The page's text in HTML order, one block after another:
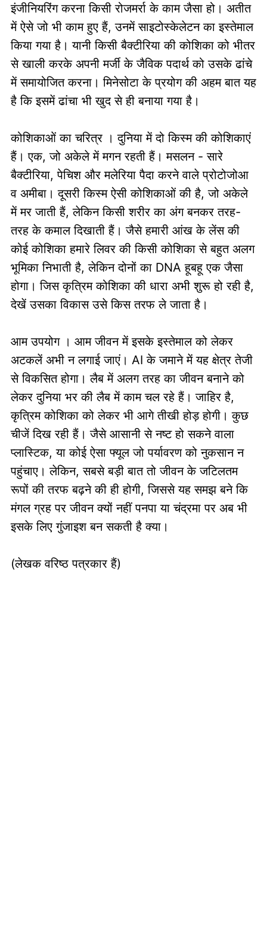
इंजीनियरिंग करना किसी रोजमर्रा के काम जैसा हो। अतीत
में ऐसे जो भी काम हुए हैं, उनमें साइटोस्केलेटन का इस्तेमाल
किया गया है। यानी किसी बैक्टीरिया की कोशिका को भीतर
से खाली करके अपनी मर्जी के जैविक पदार्थ को उसके ढांचे
में समायोजित करना। मिनेसोटा के प्रयोग की अहम बात यह
है कि इसमें ढांचा भी खुद से ही बनाया गया है।
कोशिकाओं का चरित्र । दुनिया में दो किस्म की कोशिकाएं
हैं। एक, जो अकेले में मगन रहती हैं। मसलन - सारे
बैक्टीरिया, पेचिश और मलेरिया पैदा करने वाले प्रोटोजोआ
व अमीबा। दूसरी किस्म ऐसी कोशिकाओं की है, जो अकेले
में मर जाती हैं, लेकिन किसी शरीर का अंग बनकर तरह-
तरह के कमाल दिखाती हैं। जैसे हमारी आंख के लेंस की
कोई कोशिका हमारे लिवर की किसी कोशिका से बहुत अलग
भूमिका निभाती है, लेकिन दोनों का DNA हूबहू एक जैसा
होगा। जिस कृत्रिम कोशिका की धारा अभी शुरू हो रही है,
देखें उसका विकास उसे किस तरफ ले जाता है।
आम उपयोग । आम जीवन में इसके इस्तेमाल को लेकर
अटकलें अभी न लगाई जाएं। AI के जमाने में यह क्षेत्र तेजी
से विकसित होगा। लैब में अलग तरह का जीवन बनाने को
लेकर दुनिया भर की लैब में काम चल रहे हैं। जाहिर है,
कृत्रिम कोशिका को लेकर भी आगे तीखी होड़ होगी। कुछ
चीजें दिख रही हैं। जैसे आसानी से नष्ट हो सकने वाला
प्लास्टिक, या कोई ऐसा फ्यूल जो पर्यावरण को नुकसान न
पहुंचाए। लेकिन, सबसे बड़ी बात तो जीवन के जटिलतम
रूपों की तरफ बढ़ने की ही होगी, जिससे यह समझ बने कि
मंगल ग्रह पर जीवन क्यों नहीं पनपा या चंद्रमा पर अब भी
इसके लिए गुंजाइश बन सकती है क्या।
(लेखक वरिष्ठ पत्रकार हैं)